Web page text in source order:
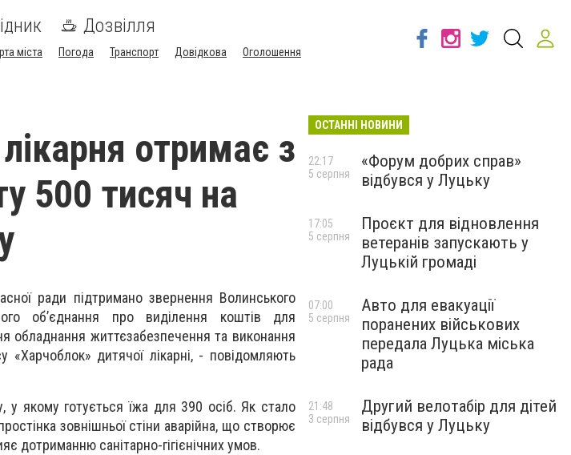
Дозвілля
міста Погода Транспорт Довідкова Оголошення
отримає з
500 тисяч на
ради підтримано звернення Волинського
об’єднання про виділення коштів для
обладнання життєзабезпечення та виконання
«Харчоблок» дитячої лікарні, - повідомляють
якому готується їжа для 390 осіб. Як стало
зовнішньої стіни аварійна, що створює
дотриманню санітарно-гігієнічних умов.
ОСТАННІ НОВИНИ
«Форум добрих справ»
відбувся у Луцьку
22:17
5 серпня
Проєкт для відновлення
ветеранів запускають у
Луцькій громаді
17:05
5 серпня
Авто для евакуації
поранених військових
передала Луцька міська
рада
07:00
5 серпня
Другий велотабір для дітей
відбувся у Луцьку
21:48
3 серпня